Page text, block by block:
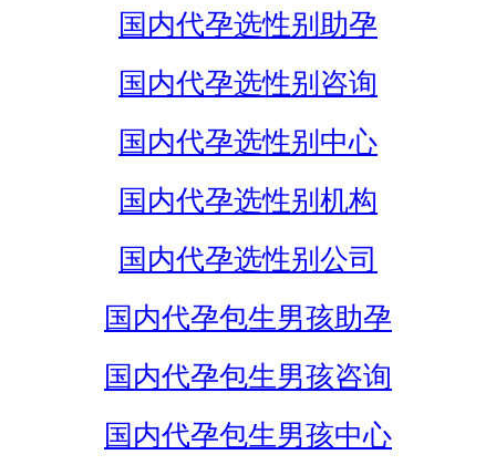
国内代孕选性别助孕
国内代孕选性别咨询
国内代孕选性别中心
国内代孕选性别机构
国内代孕选性别公司
国内代孕包生男孩助孕
国内代孕包生男孩咨询
国内代孕包生男孩中心